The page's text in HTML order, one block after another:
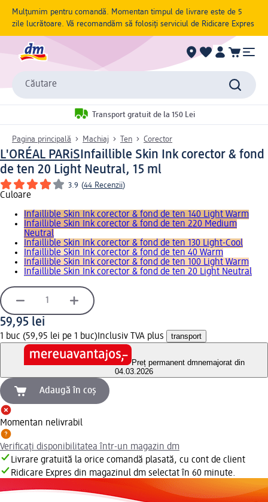
Mulțumim pentru comandă. Momentan timpul de livrare este de 5
zile lucrătoare. Vă recomandăm să folosiți serviciul de Ridicare Expres
Căutare
Transport gratuit de la 150 Lei
Pagina principală Machiaj Ten Corector
L'ORÉAL PARiS Infaillible Skin Ink corector & fond
de ten 20 Light Neutral, 15 ml
3.9 (44 Recenzii)
Culoare
Infaillible Skin Ink corector & fond de ten 140 Light Warm
Infaillible Skin Ink corector & fond de ten 220 Medium
Neutral
Infaillible Skin Ink corector & fond de ten 130 Light-Cool
Infaillible Skin Ink corector & fond de ten 40 Warm
Infaillible Skin Ink corector & fond de ten 100 Light Warm
Infaillible Skin Ink corector & fond de ten 20 Light Neutral
59,95 lei
1 buc (59,95 lei pe 1 buc) Inclusiv TVA plus transport
Preț permanent dmnemajorat din
04.03.2026
Adaugă în coș
Momentan nelivrabil
Verificați disponibilitatea într-un magazin dm
Livrare gratuită la orice comandă plasată, cu cont de client
Ridicare Expres din magazinul dm selectat în 60 minute.